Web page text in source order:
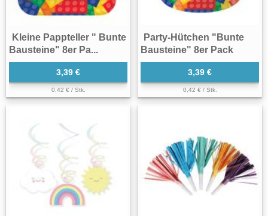
Kleine Pappteller " Bunte
Bausteine" 8er Pa...
3,39 €
0,42 € / Stk.
Party-Hütchen "Bunte
Bausteine" 8er Pack
3,39 €
0,42 € / Stk.